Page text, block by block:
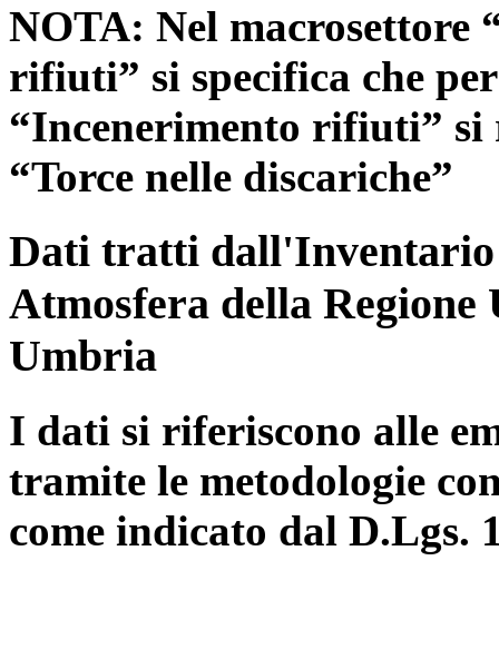
NOTA: Nel macrosettore
rifiuti” si specifica che
“Incenerimento rifiuti”
“Torce nelle discariche”
Dati tratti dall'Inventario
Atmosfera della
Umbria
I dati si riferiscono alle
tramite le metodologie
come indicato dal D.Lgs.